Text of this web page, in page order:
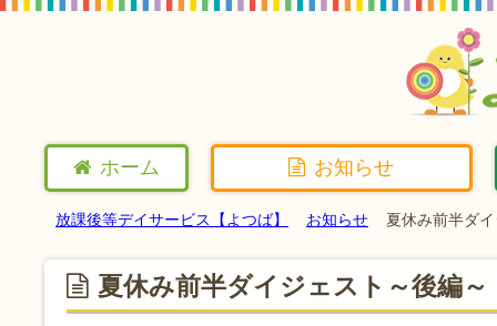
ホーム お知らせ
放課後等デイサービス【よつば】 お知らせ 夏休み前半ダ
夏休み前半ダイジェスト～後編～